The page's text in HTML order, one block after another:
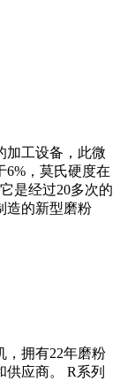
加工设备，此微
6%，莫氏硬度在
是经过20多次的
造的新型磨粉
，拥有22年磨粉
应商。 R系列